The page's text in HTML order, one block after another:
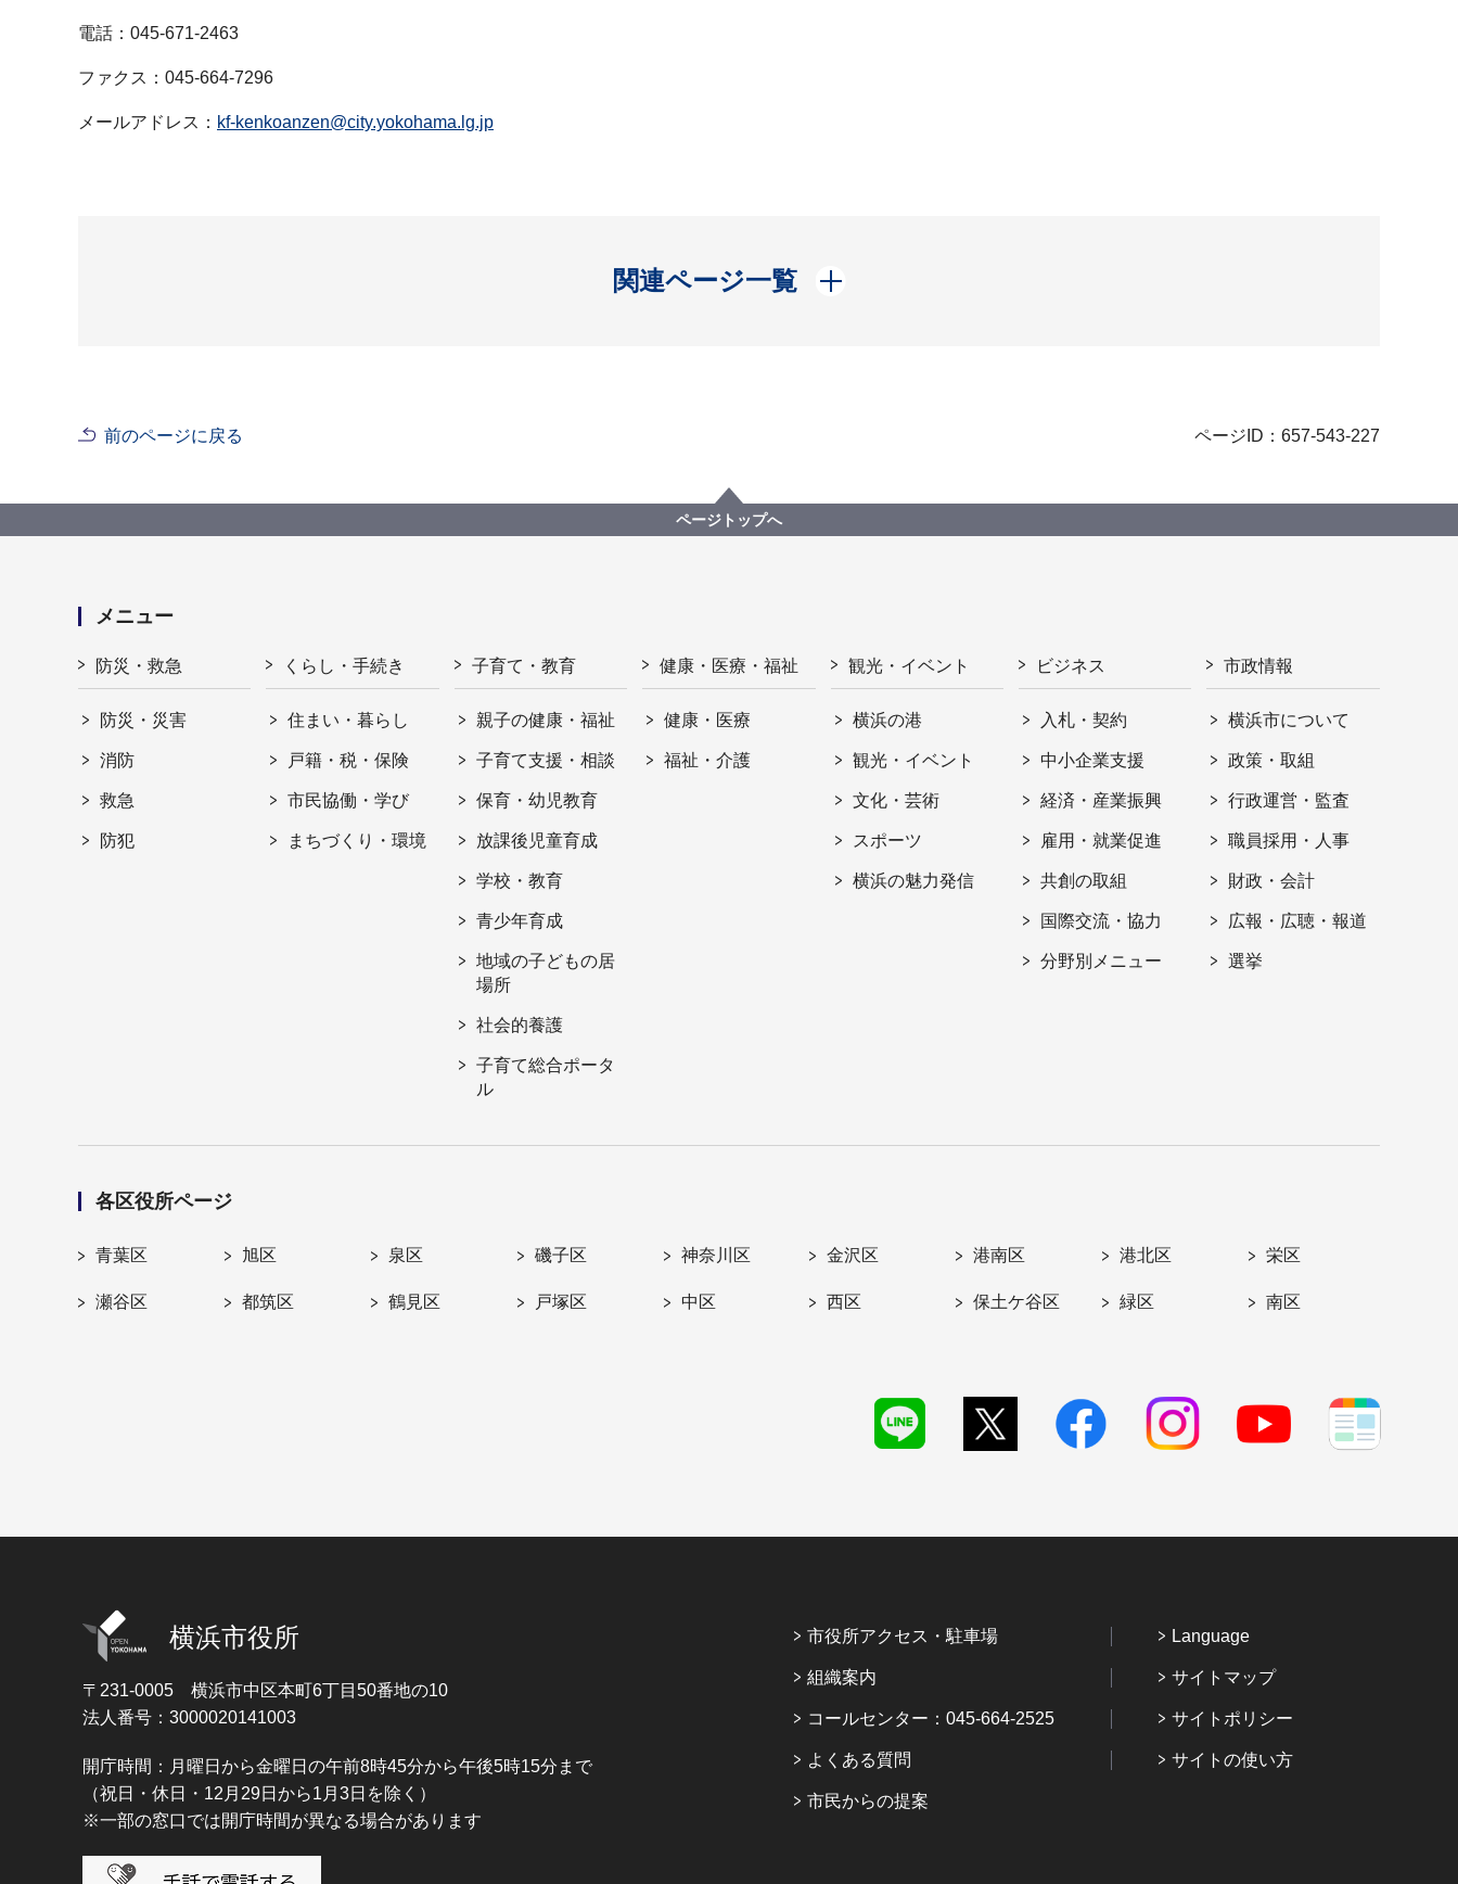
電話：045-671-2463
ファクス：045-664-7296
メールアドレス： kf-kenkoanzen@city.yokohama.lg.jp
関連ページ一覧
開く
前のページに戻る ページID：657-543-227
ページトップへ
メニュー
防災・救急
防災・災害
消防
救急
防犯
くらし・手続き
住まい・暮らし
戸籍・税・保険
市民協働・学び
まちづくり・環境
子育て・教育
親子の健康・福祉
子育て支援・相談
保育・幼児教育
放課後児童育成
学校・教育
青少年育成
地域の子どもの居
場所
社会的養護
子育て総合ポータ
ル
健康・医療・福祉
健康・医療
福祉・介護
観光・イベント
横浜の港
観光・イベント
文化・芸術
スポーツ
横浜の魅力発信
ビジネス
入札・契約
中小企業支援
経済・産業振興
雇用・就業促進
共創の取組
国際交流・協力
分野別メニュー
市政情報
横浜市について
政策・取組
行政運営・監査
職員採用・人事
財政・会計
広報・広聴・報道
選挙
各区役所ページ
青葉区 旭区 泉区 磯子区 神奈川区 金沢区 港南区 港北区 栄区
瀬谷区 都筑区 鶴見区 戸塚区 中区 西区 保土ケ谷区 緑区 南区
横浜市役所
〒231-0005 横浜市中区本町6丁目50番地の10
法人番号：3000020141003
開庁時間：月曜日から金曜日の午前8時45分から午後5時15分まで
（祝日・休日・12月29日から1月3日を除く）
※一部の窓口では開庁時間が異なる場合があります
市役所アクセス・駐車場
組織案内
コールセンター：045-664-2525
よくある質問
市民からの提案
Language
サイトマップ
サイトポリシー
サイトの使い方